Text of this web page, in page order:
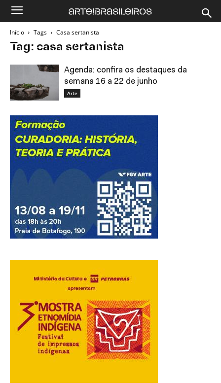
Início Tags Casa sertanista
Tag: casa sertanista
Agenda: confira os destaques da
semana 16 a 22 de junho
Arte